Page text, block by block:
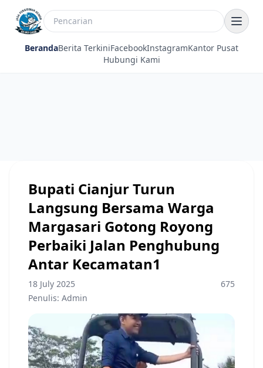
BerandaBerita TerkiniFacebookInstagramKantor Pusat
Hubungi Kami
Bupati Cianjur Turun
Langsung Bersama Warga
Margasari Gotong Royong
Perbaiki Jalan Penghubung
Antar Kecamatan1
18 July 2025
675
Penulis: Admin